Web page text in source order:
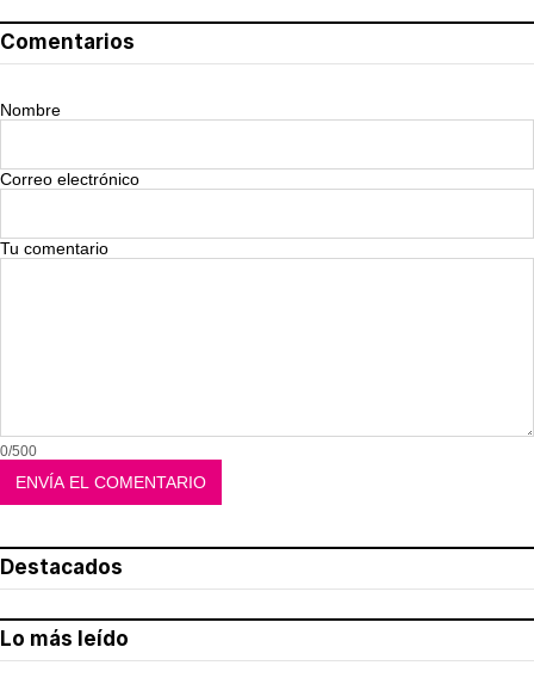
Comentarios
Nombre
Correo electrónico
Tu comentario
0/500
Destacados
Lo más leído